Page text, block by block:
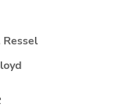
Ressel